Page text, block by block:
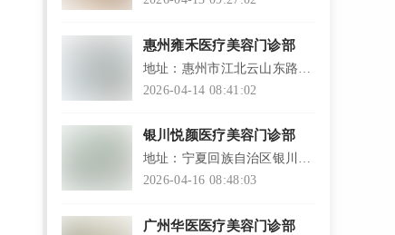
惠州雍禾医疗美容门诊部
地址：惠州市江北云山东路4
号
2026-04-14 08:41:02
银川悦颜医疗美容门诊部
地址：宁夏回族自治区银川市
兴庆区德源街绿地21城D区
2026-04-16 08:48:03
广州华医医疗美容门诊部